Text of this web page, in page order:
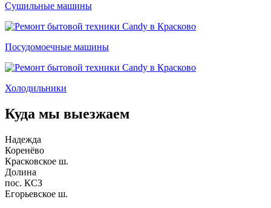
Сушильные машины
Посудомоечные машины
Холодильники
Куда мы выезжаем
Надежда
Коренёво
Красковское ш.
Долина
пос. КСЗ
Егорьевское ш.